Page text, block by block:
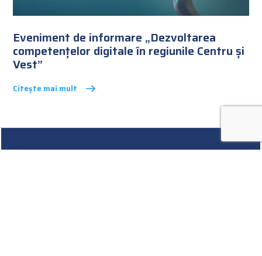
Eveniment de informare „Dezvoltarea
competențelor digitale în regiunile Centru și
Vest”
Citește mai mult